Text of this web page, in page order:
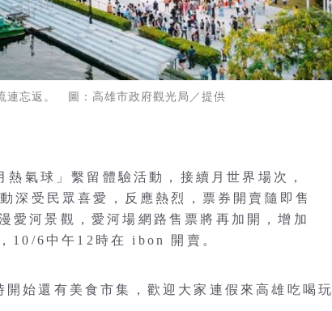
連忘返。 圖：高雄市政府觀光局／提供
氣球」繫留體驗活動，接續月世界場次，
深受民眾喜愛，反應熱烈，票券開賣隨即售
愛河景觀，愛河場網路售票將再加開，增加
10/6中午12時在 ibon 開賣。
始還有美食市集，歡迎大家連假來高雄吃喝玩